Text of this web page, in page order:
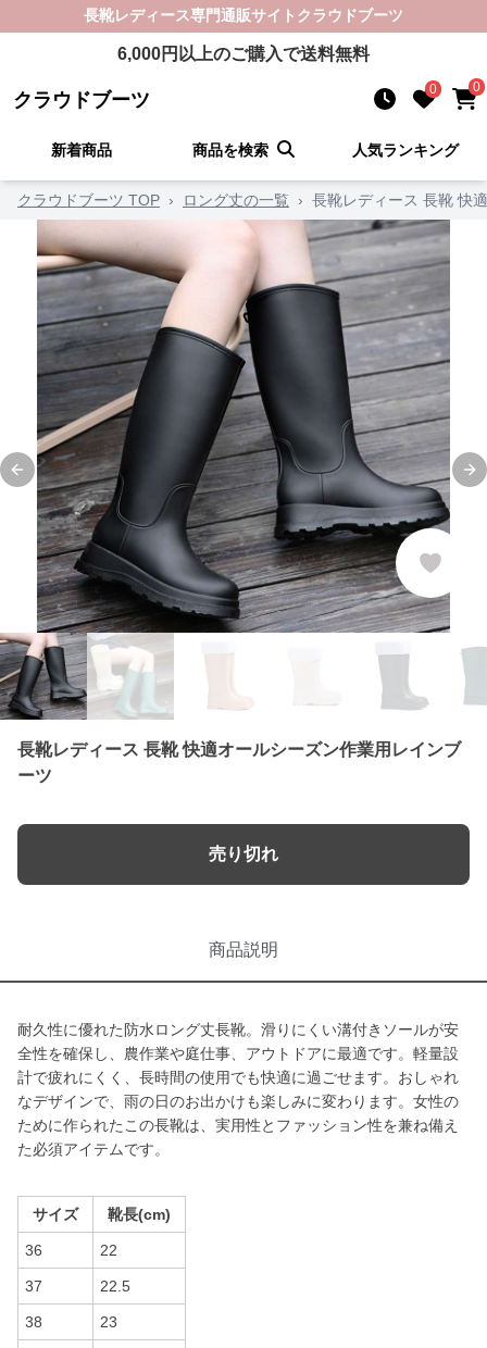
長靴レディース専門通販サイト クラウドブーツ
6,000円以上のご購入で送料無料
クラウドブーツ 0 0
新着商品 商品を検索 人気ランキング
クラウドブーツ TOP › ロング丈の一覧 › 長靴レディース 長靴 快
Previous slide
長靴レディース 長靴 快適オールシーズン作業用レインブ
ーツ
売り切れ
商品説明
耐久性に優れた防水ロング丈長靴。滑りにくい溝付きソールが安
全性を確保し、農作業や庭仕事、アウトドアに最適です。軽量設
計で疲れにくく、長時間の使用でも快適に過ごせます。おしゃれ
なデザインで、雨の日のお出かけも楽しみに変わります。女性の
ために作られたこの長靴は、実用性とファッション性を兼ね備え
た必須アイテムです。
サイズ 靴長(cm)
36 22
37 22.5
38 23